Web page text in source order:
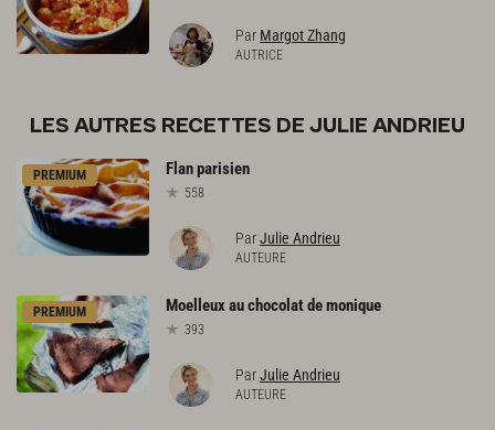
Par Margot Zhang
AUTRICE
LES AUTRES RECETTES DE JULIE ANDRIEU
PREMIUM Flanparisien
558
ParJulie Andrieu
AUTEURE
PREMIUM Moelleuxauchocolatdemonique
393
ParJulie Andrieu
AUTEURE